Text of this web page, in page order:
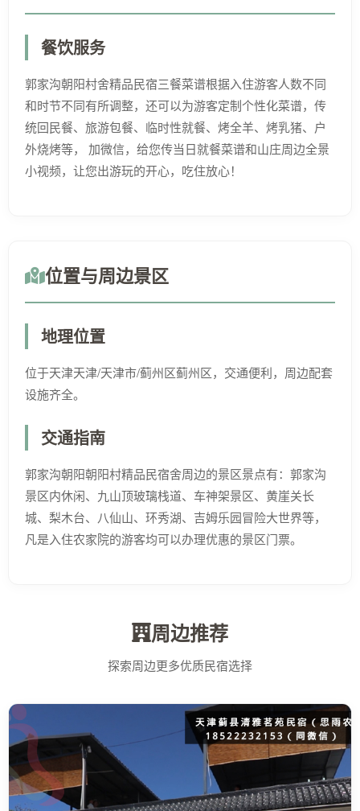
餐饮服务
郭家沟朝阳村舍精品民宿三餐菜谱根据入住游客人数不同
和时节不同有所调整，还可以为游客定制个性化菜谱，传
统回民餐、旅游包餐、临时性就餐、烤全羊、烤乳猪、户
外烧烤等， 加微信，给您传当日就餐菜谱和山庄周边全景
小视频，让您出游玩的开心，吃住放心！
位置与周边景区
地理位置
位于天津天津/天津市/蓟州区蓟州区，交通便利，周边配套
设施齐全。
交通指南
郭家沟朝阳朝阳村精品民宿舍周边的景区景点有：郭家沟
景区内休闲、九山顶玻璃栈道、车神架景区、黄崖关长
城、梨木台、八仙山、环秀湖、吉姆乐园冒险大世界等，
凡是入住农家院的游客均可以办理优惠的景区门票。
周边推荐
探索周边更多优质民宿选择